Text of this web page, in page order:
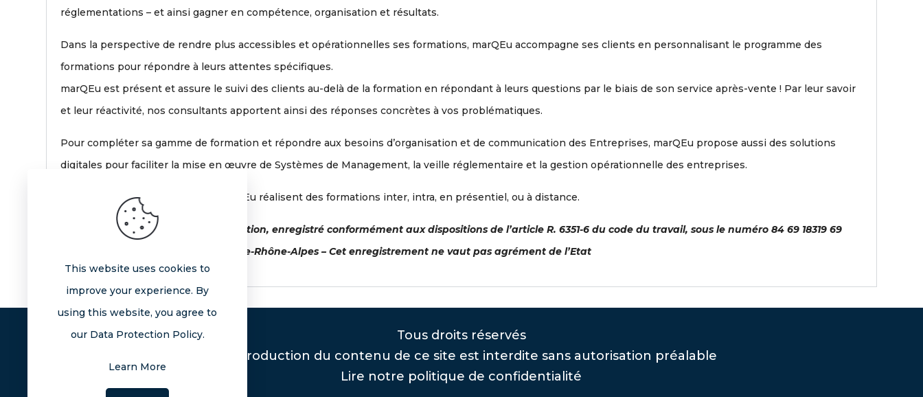
réglementations – et ainsi gagner en compétence, organisation et résultats.
Dans la perspective de rendre plus accessibles et opérationnelles ses formations, marQEu accompagne ses clients en personnalisant le programme des
formations pour répondre à leurs attentes spécifiques.
marQEu est présent et assure le suivi des clients au-delà de la formation en répondant à leurs questions par le biais de son service après-vente ! Par leur savoir
et leur réactivité, nos consultants apportent ainsi des réponses concrètes à vos problématiques.
Pour compléter sa gamme de formation et répondre aux besoins d’organisation et de communication des Entreprises, marQEu propose aussi des solutions
digitales pour faciliter la mise en œuvre de Systèmes de Management, la veille réglementaire et la gestion opérationnelle des entreprises.
Les consultants formateurs de marQEu réalisent des formations inter, intra, en présentiel, ou à distance.
marQEu est un Organisme de formation, enregistré conformément aux dispositions de l’article R. 6351-6 du code du travail, sous le numéro 84 69 18319 69
auprès du préfet de région Auvergne-Rhône-Alpes – Cet enregistrement ne vaut pas agrément de l’Etat
Tous droits réservés
La reproduction du contenu de ce site est interdite sans autorisation préalable
Lire notre politique de confidentialité
This website uses cookies to
improve your experience. By
using this website, you agree to
our Data Protection Policy.
Learn More